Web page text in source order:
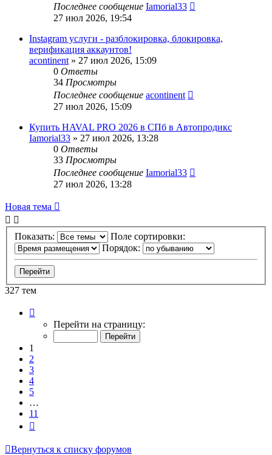
Последнее сообщение Iamorial33
27 июл 2026, 19:54
Instagram услуги - разблокировка, блокировка,
верификация аккаунтов!
acontinent » 27 июл 2026, 15:09
0 Ответы
34 Просмотры
Последнее сообщение acontinent
27 июл 2026, 15:09
Купить HAVAL PRO 2026 в СПб в Автопродикс
Iamorial33 » 27 июл 2026, 13:28
0 Ответы
33 Просмотры
Последнее сообщение Iamorial33
27 июл 2026, 13:28
Новая тема
Показать:
Поле сортировки:
Порядок:
327 тем
Перейти на страницу:
1
2
3
4
5
…
11
Вернуться к списку форумов